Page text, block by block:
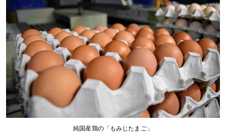
純国産鶏の「もみじたまご」